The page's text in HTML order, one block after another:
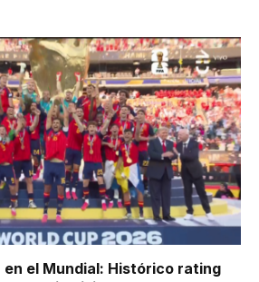
en el Mundial: Histórico rating